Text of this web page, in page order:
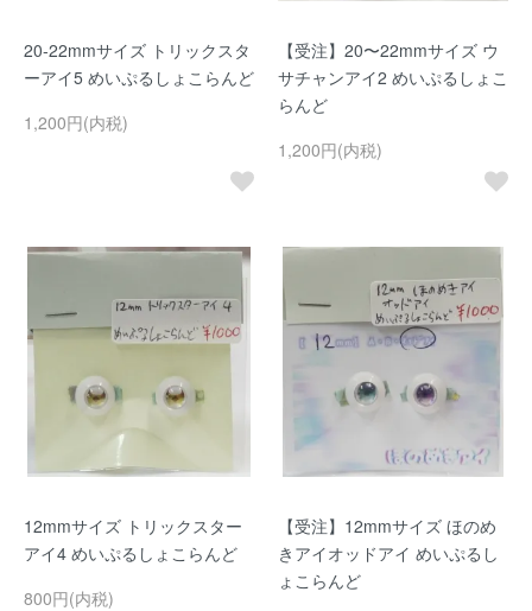
20-22mmサイズ トリックスタ
ーアイ5 めいぷるしょこらんど
1,200円(内税)
【受注】20〜22mmサイズ ウ
サチャンアイ2 めいぷるしょこ
らんど
1,200円(内税)
12mmサイズ トリックスター
アイ4 めいぷるしょこらんど
800円(内税)
【受注】12mmサイズ ほのめ
きアイオッドアイ めいぷるし
ょこらんど